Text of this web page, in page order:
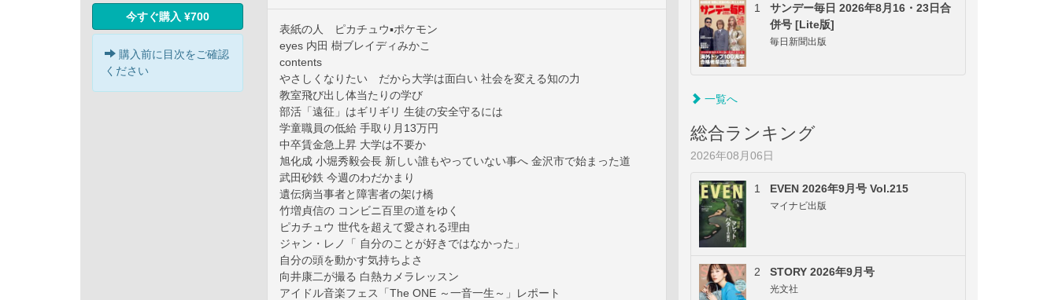
今すぐ購入 ¥700
購入前に目次をご確認
ください
表紙の人 ピカチュウ▪ポケモン
eyes 内田 樹ブレイディみかこ
contents
やさしくなりたい だから大学は面白い 社会を変える知の力
教室飛び出し体当たりの学び
部活「遠征」はギリギリ 生徒の安全守るには
学童職員の低給 手取り月13万円
中卒賃金急上昇 大学は不要か
旭化成 小堀秀毅会長 新しい誰もやっていない事へ 金沢市で始まった道
武田砂鉄 今週のわだかまり
遺伝病当事者と障害者の架け橋
竹増貞信の コンビニ百里の道をゆく
ピカチュウ 世代を超えて愛される理由
ジャン・レノ「 自分のことが好きではなかった」
自分の頭を動かす気持ちよさ
向井康二が撮る 白熱カメラレッスン
アイドル音楽フェス「The ONE ～一音一生～」レポート
1
サンデー毎日 2026年8月16・23日合
併号 [Lite版]
毎日新聞出版
一覧へ
総合ランキング
2026年08月06日
1 EVEN 2026年9月号 Vol.215
マイナビ出版
2 STORY 2026年9月号
光文社